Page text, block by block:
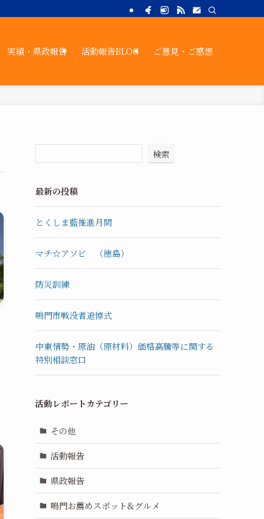
実績・県政報告 活動報告BLOG ご意見・ご感想
検索
最新の投稿
とくしま藍推進月間
マチ☆アソビ （徳島）
防災訓練
鳴門市戦没者追悼式
中東情勢・原油（原材料）価格高騰等に関する
特別相談窓口
活動レポートカテゴリー
その他
活動報告
県政報告
鳴門お薦めスポット&グルメ